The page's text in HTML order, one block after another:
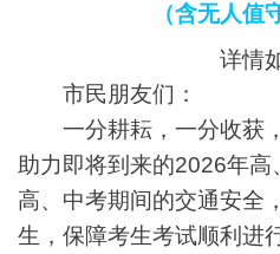
（含无人值
详情
市民朋友们：
一分耕耘，一分收获
助力即将到来的2026年
高、中考期间的交通安全
生，保障考生考试顺利进